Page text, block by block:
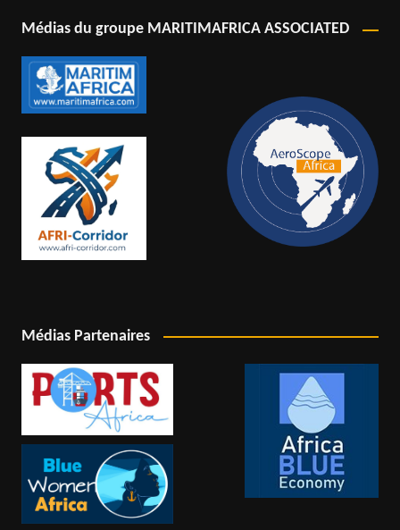
Médias du groupe MARITIMAFRICA ASSOCIATED
Médias Partenaires